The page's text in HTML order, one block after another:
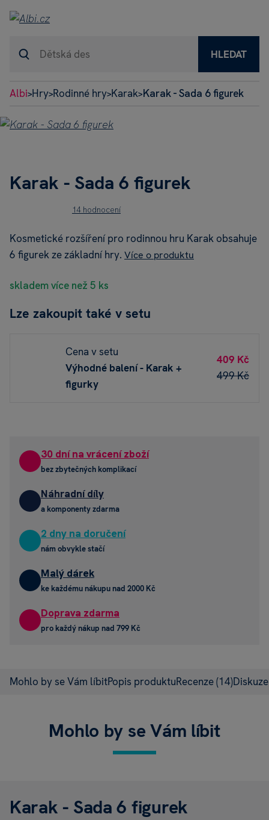
HLEDAT
Albi>Hry>Rodinné hry>Karak>Karak - Sada 6 figurek
Karak - Sada 6 figurek
14 hodnocení
Kosmetické rozšíření pro rodinnou hru Karak obsahuje
6 figurek ze základní hry. Více o produktu
skladem více než 5 ks
Lze zakoupit také v setu
Cena v setu
Výhodné balení - Karak +
figurky
499 Kč
409 Kč
30 dní na vrácení zboží
bez zbytečných komplikací
Náhradní díly
a komponenty zdarma
2 dny na doručení
nám obvykle stačí
Malý dárek
ke každému nákupu nad 2000 Kč
Doprava zdarma
pro každý nákup nad 799 Kč
Mohlo by se Vám líbitPopis produktuRecenze(14)
Mohlo by se Vám líbit
Karak - Sada 6 figurek